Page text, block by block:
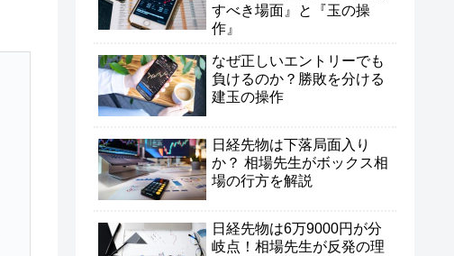
すべき場面』と『玉の操
作』
なぜ正しいエントリーでも
負けるのか？勝敗を分ける
建玉の操作
日経先物は下落局面入り
か？ 相場先生がボックス相
場の行方を解説
日経先物は6万9000円が分
岐点！相場先生が反発の理